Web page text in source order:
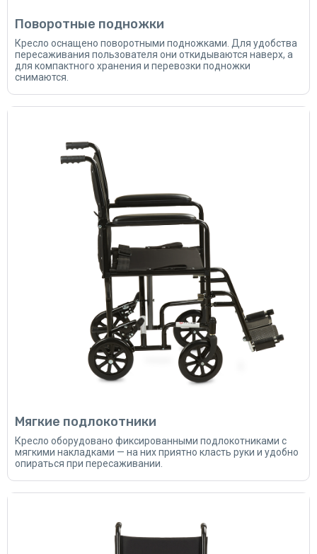
Поворотные подножки
Кресло оснащено поворотными подножками. Для удобства
пересаживания пользователя они откидываются наверх, а
для компактного хранения и перевозки подножки
снимаются.
Мягкие подлокотники
Кресло оборудовано фиксированными подлокотниками с
мягкими накладками — на них приятно класть руки и удобно
опираться при пересаживании.